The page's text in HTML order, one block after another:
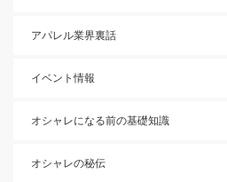
アパレル業界裏話
イベント情報
オシャレになる前の基礎知識
オシャレの秘伝